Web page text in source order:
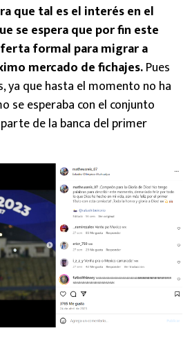
que tal es el interés en el
se espera que por fin este
formal para migrar a
mercado de fichajes.Pues
ya que hasta el momento no ha
se esperaba con el conjunto
de la banca del primer